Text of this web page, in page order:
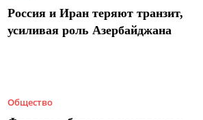
Россия и Иран теряют транзит,
усиливая роль Азербайджана
Общество